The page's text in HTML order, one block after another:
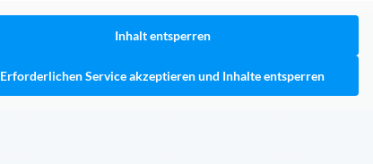
Inhalt entsperren
Erforderlichen Service akzeptieren und Inhalte entsperren